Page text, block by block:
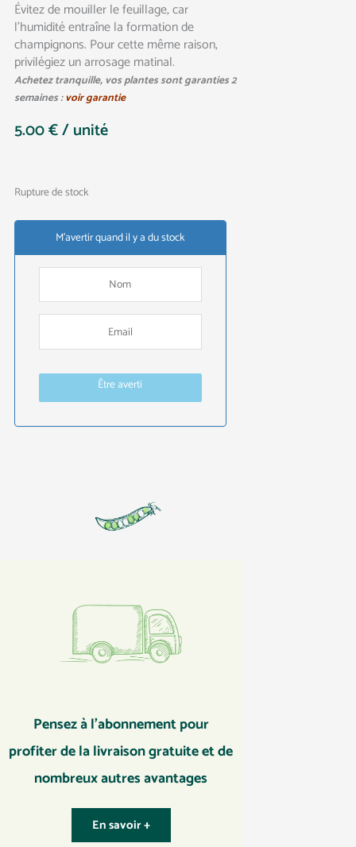
Évitez de mouiller le feuillage, car
l’humidité entraîne la formation de
champignons. Pour cette même raison,
privilégiez un arrosage matinal.
Achetez tranquille, vos plantes sont garanties 2
semaines :voir garantie
5.00€/ unité
Rupture de stock
M'avertir quand il y a du stock
Être averti
Pensez à l’abonnement pour
profiter de la livraison gratuite et de
nombreux autres avantages
En savoir +